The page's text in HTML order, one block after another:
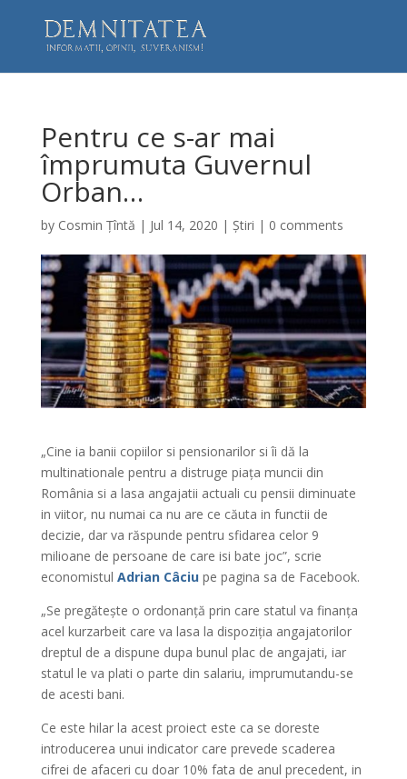
Pentru ce s-ar mai
împrumuta Guvernul
Orban…
by Cosmin Țîntă | Jul 14, 2020 | Știri | 0 comments
„Cine ia banii copiilor si pensionarilor si îi dă la
multinationale pentru a distruge piața muncii din
România si a lasa angajatii actuali cu pensii diminuate
in viitor, nu numai ca nu are ce căuta in functii de
decizie, dar va răspunde pentru sfidarea celor 9
milioane de persoane de care isi bate joc”, scrie
economistul Adrian Câciupe pagina sa de Facebook.
„Se pregătește o ordonanță prin care statul va finanța
acel kurzarbeit care va lasa la dispoziția angajatorilor
dreptul de a dispune dupa bunul plac de angajati, iar
statul le va plati o parte din salariu, imprumutandu-se
de acesti bani.
Ce este hilar la acest proiect este ca se doreste
introducerea unui indicator care prevede scaderea
cifrei de afaceri cu doar 10% fata de anul precedent, in